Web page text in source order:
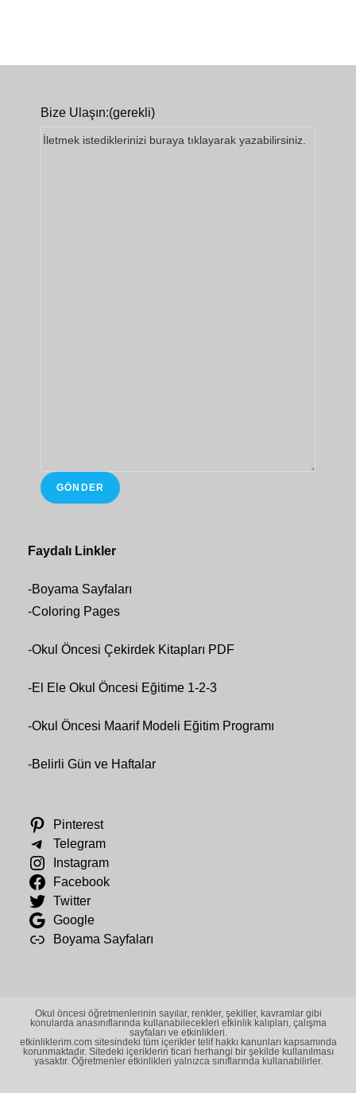
Bize Ulaşın:(gerekli)
GÖNDER
Faydalı Linkler
-Boyama Sayfaları
-Coloring Pages
-Okul Öncesi Çekirdek Kitapları PDF
-El Ele Okul Öncesi Eğitime 1-2-3
-Okul Öncesi Maarif Modeli Eğitim Programı
-Belirli Gün ve Haftalar
Pinterest
Telegram
Instagram
Facebook
Twitter
Google
Boyama Sayfaları
Okul öncesi öğretmenlerinin sayılar, renkler, şekiller, kavramlar gibi
konularda anasınıflarında kullanabilecekleri etkinlik kalıpları, çalışma
sayfaları ve etkinlikleri.
etkinliklerim.com sitesindeki tüm içerikler telif hakkı kanunları kapsamında
korunmaktadır. Sitedeki içeriklerin ticari herhangi bir şekilde kullanılması
yasaktır. Öğretmenler etkinlikleri yalnızca sınıflarında kullanabilirler.